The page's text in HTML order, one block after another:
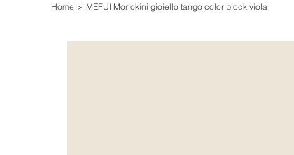
Home > MEFUI Monokini gioiello tango color block viola